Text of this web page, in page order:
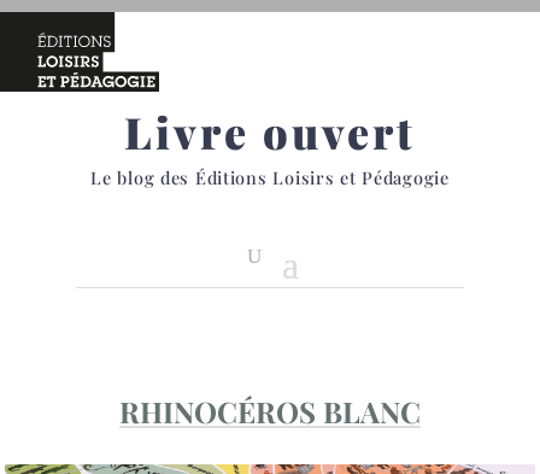
Livre ouvert
Le blog des Éditions Loisirs et Pédagogie
RHINOCÉROS BLANC